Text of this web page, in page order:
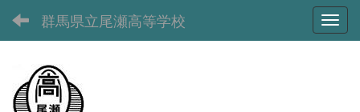
群馬県立尾瀬高等学校